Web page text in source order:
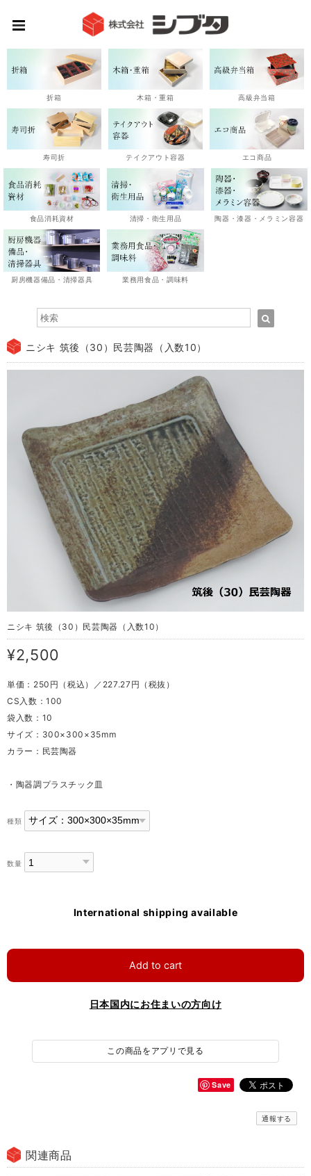
折箱 木箱・重箱 高級弁当箱
寿司折 テイクアウト容器 エコ商品
食品消耗資材 清掃・衛生用品 陶器・漆器・メラミン容器
厨房機器備品・清掃器具 業務用食品・調味料
ニシキ 筑後（30）民芸陶器（入数10）
ニシキ 筑後（30）民芸陶器（入数10）
¥2,500
単価：250円（税込）／227.27円（税抜）
CS入数：100
袋入数：10
サイズ：300×300×35mm
カラー：民芸陶器
・陶器調プラスチック皿
種類
数量
International shipping available
Add to cart
日本国内にお住まいの方向け
この商品をアプリで見る
Save
通報する
関連商品